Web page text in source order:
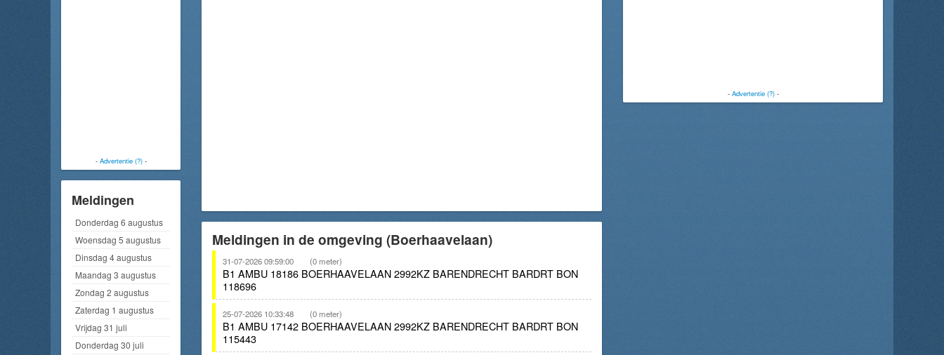
- Advertentie (?)-
Meldingen
Donderdag 6 augustus
Woensdag 5 augustus
Dinsdag 4 augustus
Maandag 3 augustus
Zondag 2 augustus
Zaterdag 1 augustus
Vrijdag 31 juli
Donderdag 30 juli
Meldingen in de omgeving (Boerhaavelaan)
31-07-2026 09:59:00 (0 meter)
B1 AMBU 18186 BOERHAAVELAAN 2992KZ BARENDRECHT BARDRT BON
118696
25-07-2026 10:33:48 (0 meter)
B1 AMBU 17142 BOERHAAVELAAN 2992KZ BARENDRECHT BARDRT BON
115443
- Advertentie (?)-